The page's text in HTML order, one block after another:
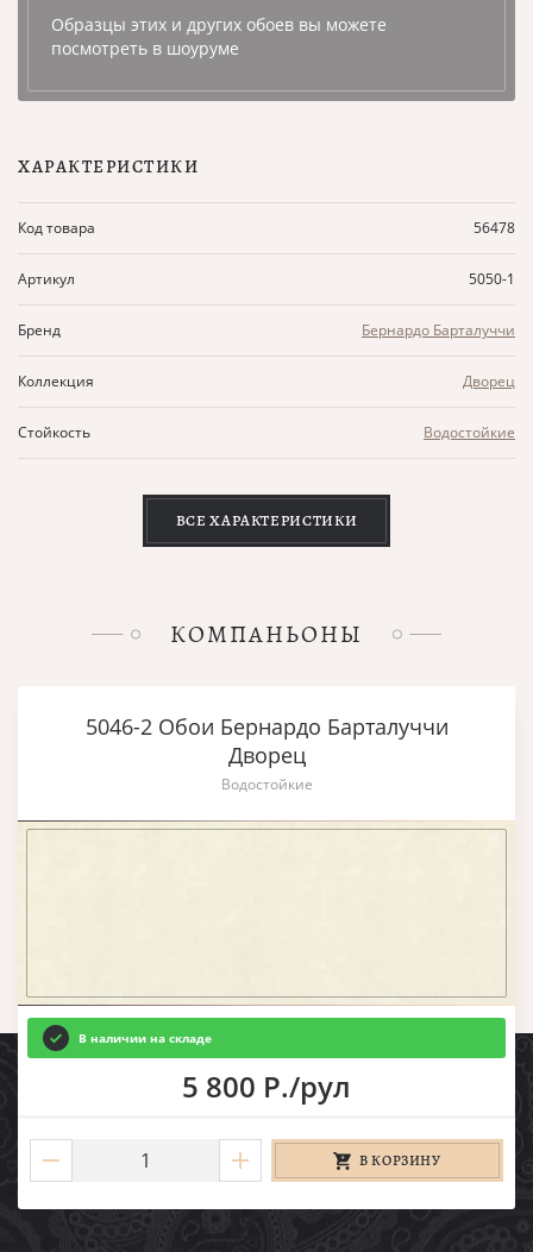
Образцы этих и других обоев вы можете
посмотреть в шоуруме
ХАРАКТЕРИСТИКИ
Код товара 56478
Артикул 5050-1
Бренд Бернардо Барталуччи
Коллекция Дворец
Стойкость Водостойкие
ВСЕ ХАРАКТЕРИСТИКИ
КОМПАНЬОНЫ
5046-2 Обои Бернардо Барталуччи
Дворец
Водостойкие
В наличии на складе
5 800 Р./рул
В КОРЗИНУ